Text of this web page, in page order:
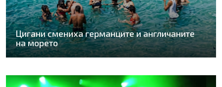
Цигани смениха германците и англичаните
на морето